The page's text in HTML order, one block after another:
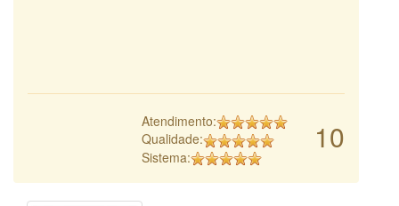
10
Atendimento:
Qualidade:
Sistema: